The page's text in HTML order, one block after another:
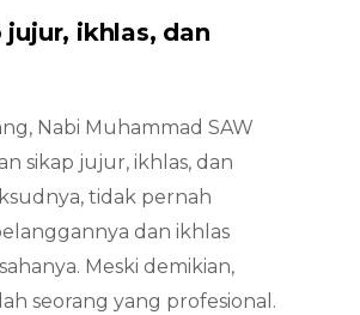
ikhlas, dan
Nabi Muhammad SAW
sikap jujur, ikhlas, dan
tidak pernah
dan ikhlas
Meski demikian,
seorang yang profesional.